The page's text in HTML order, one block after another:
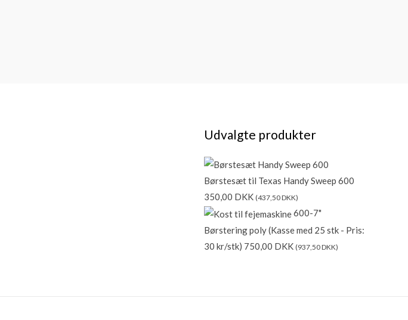
Udvalgte produkter
Børstesæt til Texas Handy Sweep 600
350,00 DKK (437,50DKK)
600-7"
Børstering poly (Kasse med 25 stk - Pris:
30 kr/stk) 750,00 DKK (937,50DKK)